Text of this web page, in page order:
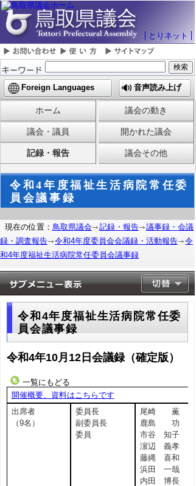
とりネット
Foreign Languages 音声読み上げ
ホーム 議会の動き
議会・議員 開かれた議会
記録・報告 議会その他
令和4年度福祉生活病院常任委
員会議事録
現在の位置： 鳥取県議会 記録・報告
議事録・会議
録・調査報告
令和4年度委員会会議録・活動報告
令
和4年度福祉生活病院常任委員会議事録
令和4年度福祉生活病院常任委
員会議事録
令和4年10月12日会議録（確定版）
一覧にもどる
開催概要、資料はこちらです
出席者
（9名）
委員長
副委員長
委員
尾崎 薫
鹿島 功
市谷 知子
濵辺 義孝
藤縄 喜和
浜田 一哉
内田 博長